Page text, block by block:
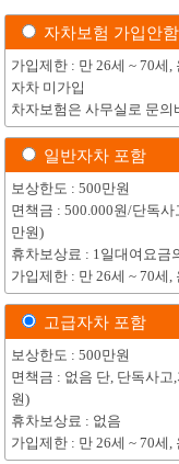
자차보험 가입안함
가입제한 : 만 26세 ~ 70세,
자차 미가입
차자보험은 사무실로 문의
일반자차 포함
보상한도 : 500만원
면책금 : 500.000원/단독
만원)
휴차보상료 : 1일대여요금
가입제한 : 만 26세 ~ 70세,
고급자차 포함
보상한도 : 500만원
면책금 : 없음 단, 단독사
원)
휴차보상료 : 없음
가입제한 : 만 26세 ~ 70세,